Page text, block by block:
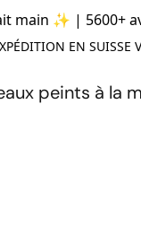
main ✨ | 5600+
EN SUISSE
peints à la